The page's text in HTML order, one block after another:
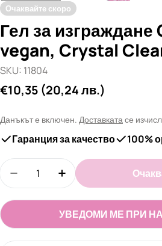
Очаквайте скоро
Гел за изграждане
vegan, Crystal
SKU: 11804
Редовна
€10,35 (20,24 лв.)
Данъкът е включен. Доставката се
Гаранция за качество 100%
Намали количеството за
Увеличи
УВЕДОМИ МЕ ПРИ